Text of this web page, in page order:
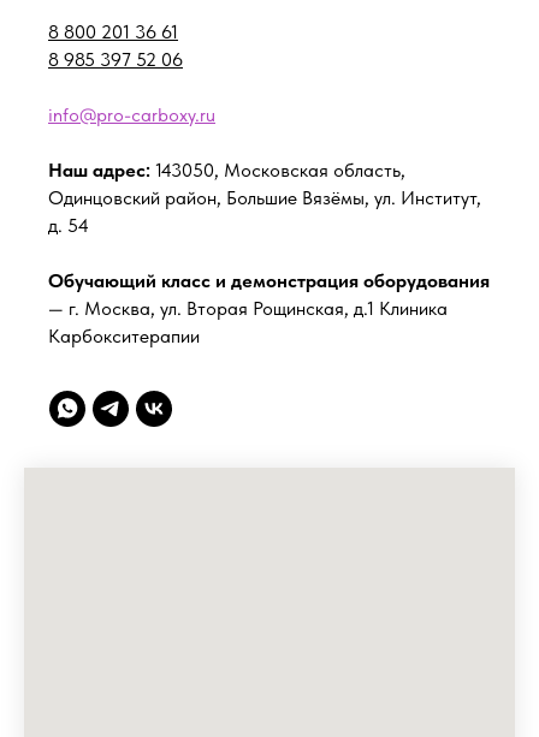
8 800 201 36 61
8 985 397 52 06
info@pro-carboxy.ru
Наш адрес: 143050, Московская область,
Одинцовский район, Большие Вязёмы, ул. Институт,
д. 54
Обучающий класс и демонстрация оборудования
— г. Москва, ул. Вторая Рощинская, д.1 Клиника
Карбокситерапии